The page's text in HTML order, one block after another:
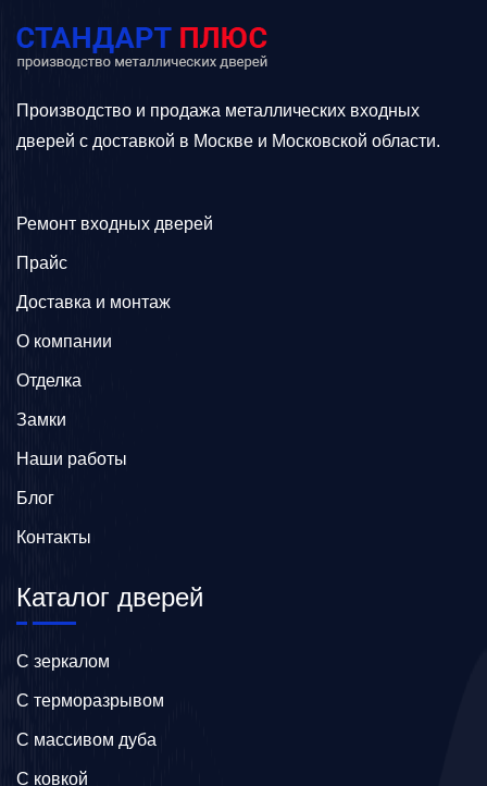
Производство и продажа металлических входных
дверей с доставкой в Москве и Московской области.
Ремонт входных дверей
Прайс
Доставка и монтаж
О компании
Отделка
Замки
Наши работы
Блог
Контакты
Каталог дверей
C зеркалом
C терморазрывом
C массивом дуба
C ковкой